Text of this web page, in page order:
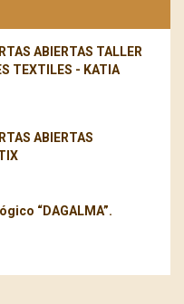
ABIERTAS TALLER
TEXTILES - KATIA
ABIERTAS
“DAGALMA”.